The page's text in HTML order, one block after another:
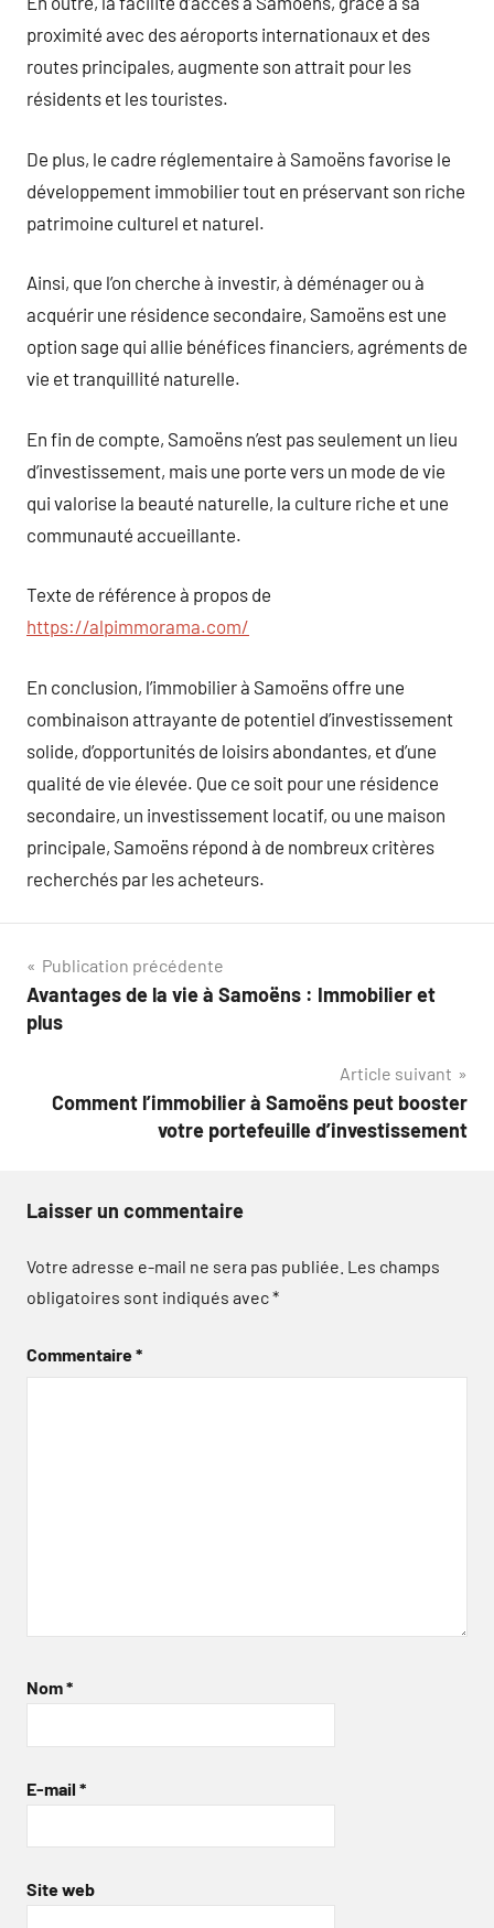
proximité avec des aéroports internationaux et des
routes principales, augmente son attrait pour les
résidents et les touristes.
De plus, le cadre réglementaire à Samoëns favorise le
développement immobilier tout en préservant son riche
patrimoine culturel et naturel.
Ainsi, que l’on cherche à investir, à déménager ou à
acquérir une résidence secondaire, Samoëns est une
option sage qui allie bénéfices financiers, agréments de
vie et tranquillité naturelle.
En fin de compte, Samoëns n’est pas seulement un lieu
d’investissement, mais une porte vers un mode de vie
qui valorise la beauté naturelle, la culture riche et une
communauté accueillante.
Texte de référence à propos de
https://alpimmorama.com/
En conclusion, l’immobilier à Samoëns offre une
combinaison attrayante de potentiel d’investissement
solide, d’opportunités de loisirs abondantes, et d’une
qualité de vie élevée. Que ce soit pour une résidence
secondaire, un investissement locatif, ou une maison
principale, Samoëns répond à de nombreux critères
recherchés par les acheteurs.
Navigation
de
Publication précédente
Avantages de la vie à Samoëns : Immobilier et
plus
Article suivant
Comment l’immobilier à Samoëns peut booster
votre portefeuille d’investissement
Laisser un commentaire
Votre adresse e-mail ne sera pas publiée. Les champs
obligatoires sont indiqués avec*
Commentaire*
Nom*
E-mail *
Site web